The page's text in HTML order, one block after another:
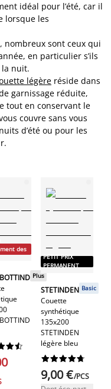
idéal pour l’été, car il
lorsque les
nombreux sont ceux qui
en particulier s’ils
nuit.
légère réside dans
garnissage réduite,
tout en conservant le
couvre sans vous
d’été ou pour les
des
Plus



PETIT PRIX
PERMANENT
STETINDEN
Couette
synthétique
135x200
STETINDEN
légère bleu
Basic






9,00 €/PCS